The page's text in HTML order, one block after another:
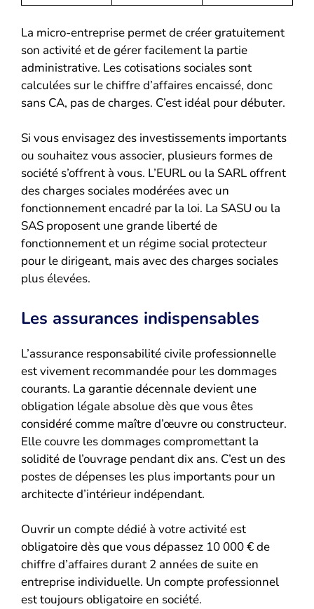
La micro-entreprise permet de créer gratuitement
son activité et de gérer facilement la partie
administrative. Les cotisations sociales sont
calculées sur le chiffre d’affaires encaissé, donc
sans CA, pas de charges. C’est idéal pour débuter.
Si vous envisagez des investissements importants
ou souhaitez vous associer, plusieurs formes de
société s’offrent à vous. L’EURL ou la SARL offrent
des charges sociales modérées avec un
fonctionnement encadré par la loi. La SASU ou la
SAS proposent une grande liberté de
fonctionnement et un régime social protecteur
pour le dirigeant, mais avec des charges sociales
plus élevées.
Les assurances indispensables
L’assurance responsabilité civile professionnelle
est vivement recommandée pour les dommages
courants. La garantie décennale devient une
obligation légale absolue dès que vous êtes
considéré comme maître d’œuvre ou constructeur.
Elle couvre les dommages compromettant la
solidité de l’ouvrage pendant dix ans. C’est un des
postes de dépenses les plus importants pour un
architecte d’intérieur indépendant.
Ouvrir un compte dédié à votre activité est
obligatoire dès que vous dépassez 10 000 € de
chiffre d’affaires durant 2 années de suite en
entreprise individuelle. Un compte professionnel
est toujours obligatoire en société.